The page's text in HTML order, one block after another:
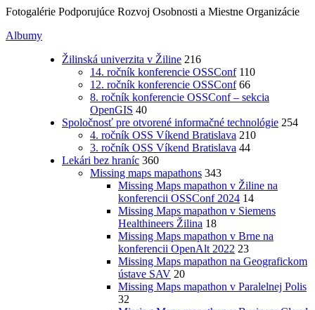
Fotogalérie Podporujúce Rozvoj Osobnosti a Miestne Organizácie
Albumy
Žilinská univerzita v Žiline 216
14. ročník konferencie OSSConf 110
12. ročník konferencie OSSConf 66
8. ročník konferencie OSSConf – sekcia
OpenGIS 40
Spoločnosť pre otvorené informačné technológie 254
4. ročník OSS Víkend Bratislava 210
3. ročník OSS Víkend Bratislava 44
Lekári bez hraníc 360
Missing maps mapathons 343
Missing Maps mapathon v Žiline na
konferencii OSSConf 2024 14
Missing Maps mapathon v Siemens
Healthineers Žilina 18
Missing Maps mapathon v Brne na
konferencii OpenAlt 2022 23
Missing Maps mapathon na Geografickom
ústave SAV 20
Missing Maps mapathon v Paralelnej Polis
32